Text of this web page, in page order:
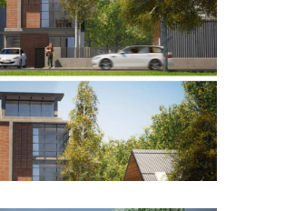
RUMAH TERBAIK